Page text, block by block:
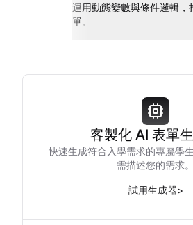
運用動態變數與條件邏輯，
單。
客製化 AI 表單
快速生成符合入學需求的專屬學
需描述您的需求。
試用生成器>